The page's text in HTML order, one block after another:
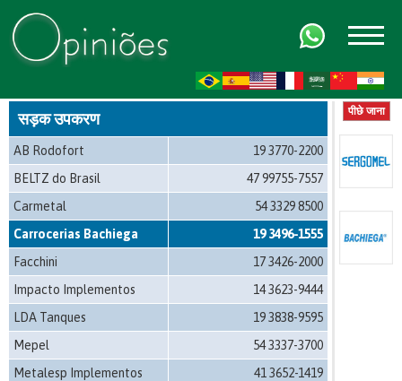
सड़क उपकरण
AB Rodofort
19 3770-2200
BELTZ do Brasil
47 99755-7557
Carmetal
54 3329 8500
Carrocerias Bachiega
19 3496-1555
Facchini
17 3426-2000
Impacto Implementos
14 3623-9444
LDA Tanques
19 3838-9595
Mepel
54 3337-3700
Metalesp Implementos
41 3652-1419
पीछे जाना